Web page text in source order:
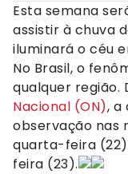
Esta semana
assistir à chuva
iluminará o céu
No Brasil, o
qualquer região.
Nacional (ON), a
observação nas
quarta-feira
feira (23).